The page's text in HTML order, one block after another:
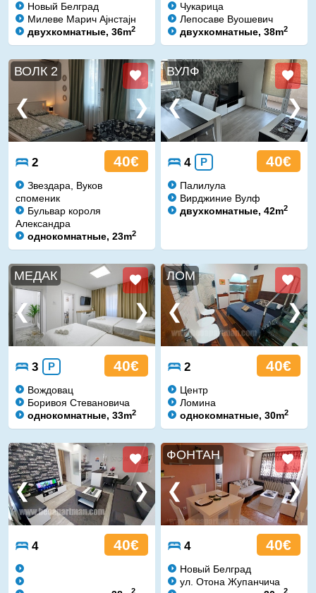
Новый Белград
Милеве Марич Ајнстајн
двухкомнатные, 36m2
Чукарица
Лепосаве Вуошевич
двухкомнатные, 38m2
ВОЛК 2
2 40€
Звездара, Вуков
споменик
Бульвар короля
Александра
однокомнатные, 23m2
ВУЛФ
4 P 40€
Палилула
Вирджиние Вулф
двухкомнатные, 42m2
МЕДАК
3 P 40€
Вождовац
Боривоя Стевановича
однокомнатные, 33m2
ЛОМ
2 40€
Центр
Ломина
однокомнатные, 30m2
4 40€
2
ФОНТАН
4 40€
Новый Белград
ул. Отона Жупанчича
2